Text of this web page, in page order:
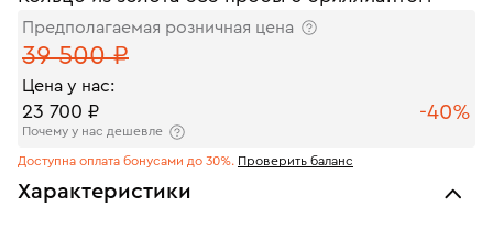
Предполагаемая розничная цена
39 500 ₽
Цена у нас:
23 700 ₽ -40%
Почему у нас дешевле
Доступна оплата бонусами до 30%. Проверить баланс
Характеристики